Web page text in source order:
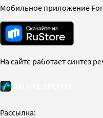
Мобильное приложение
На сайте работает синтез
Рассылка: